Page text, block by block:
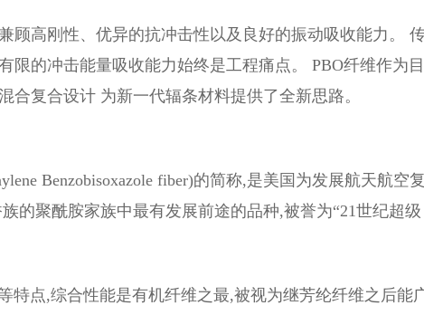
顾高刚性、优异的抗冲击性以及良好的振动吸收能力。
限的冲击能量吸收能力始终是工程痛点。 PBO纤维作为目
复合设计 为新一代辐条材料提供了全新思路。
Benzobisoxazole fiber)的简称,是美国为发展航天航空复
的聚酰胺家族中最有发展前途的品种,被誉为“21世纪超级
特点,综合性能是有机纤维之最,被视为继芳纶纤维之后能